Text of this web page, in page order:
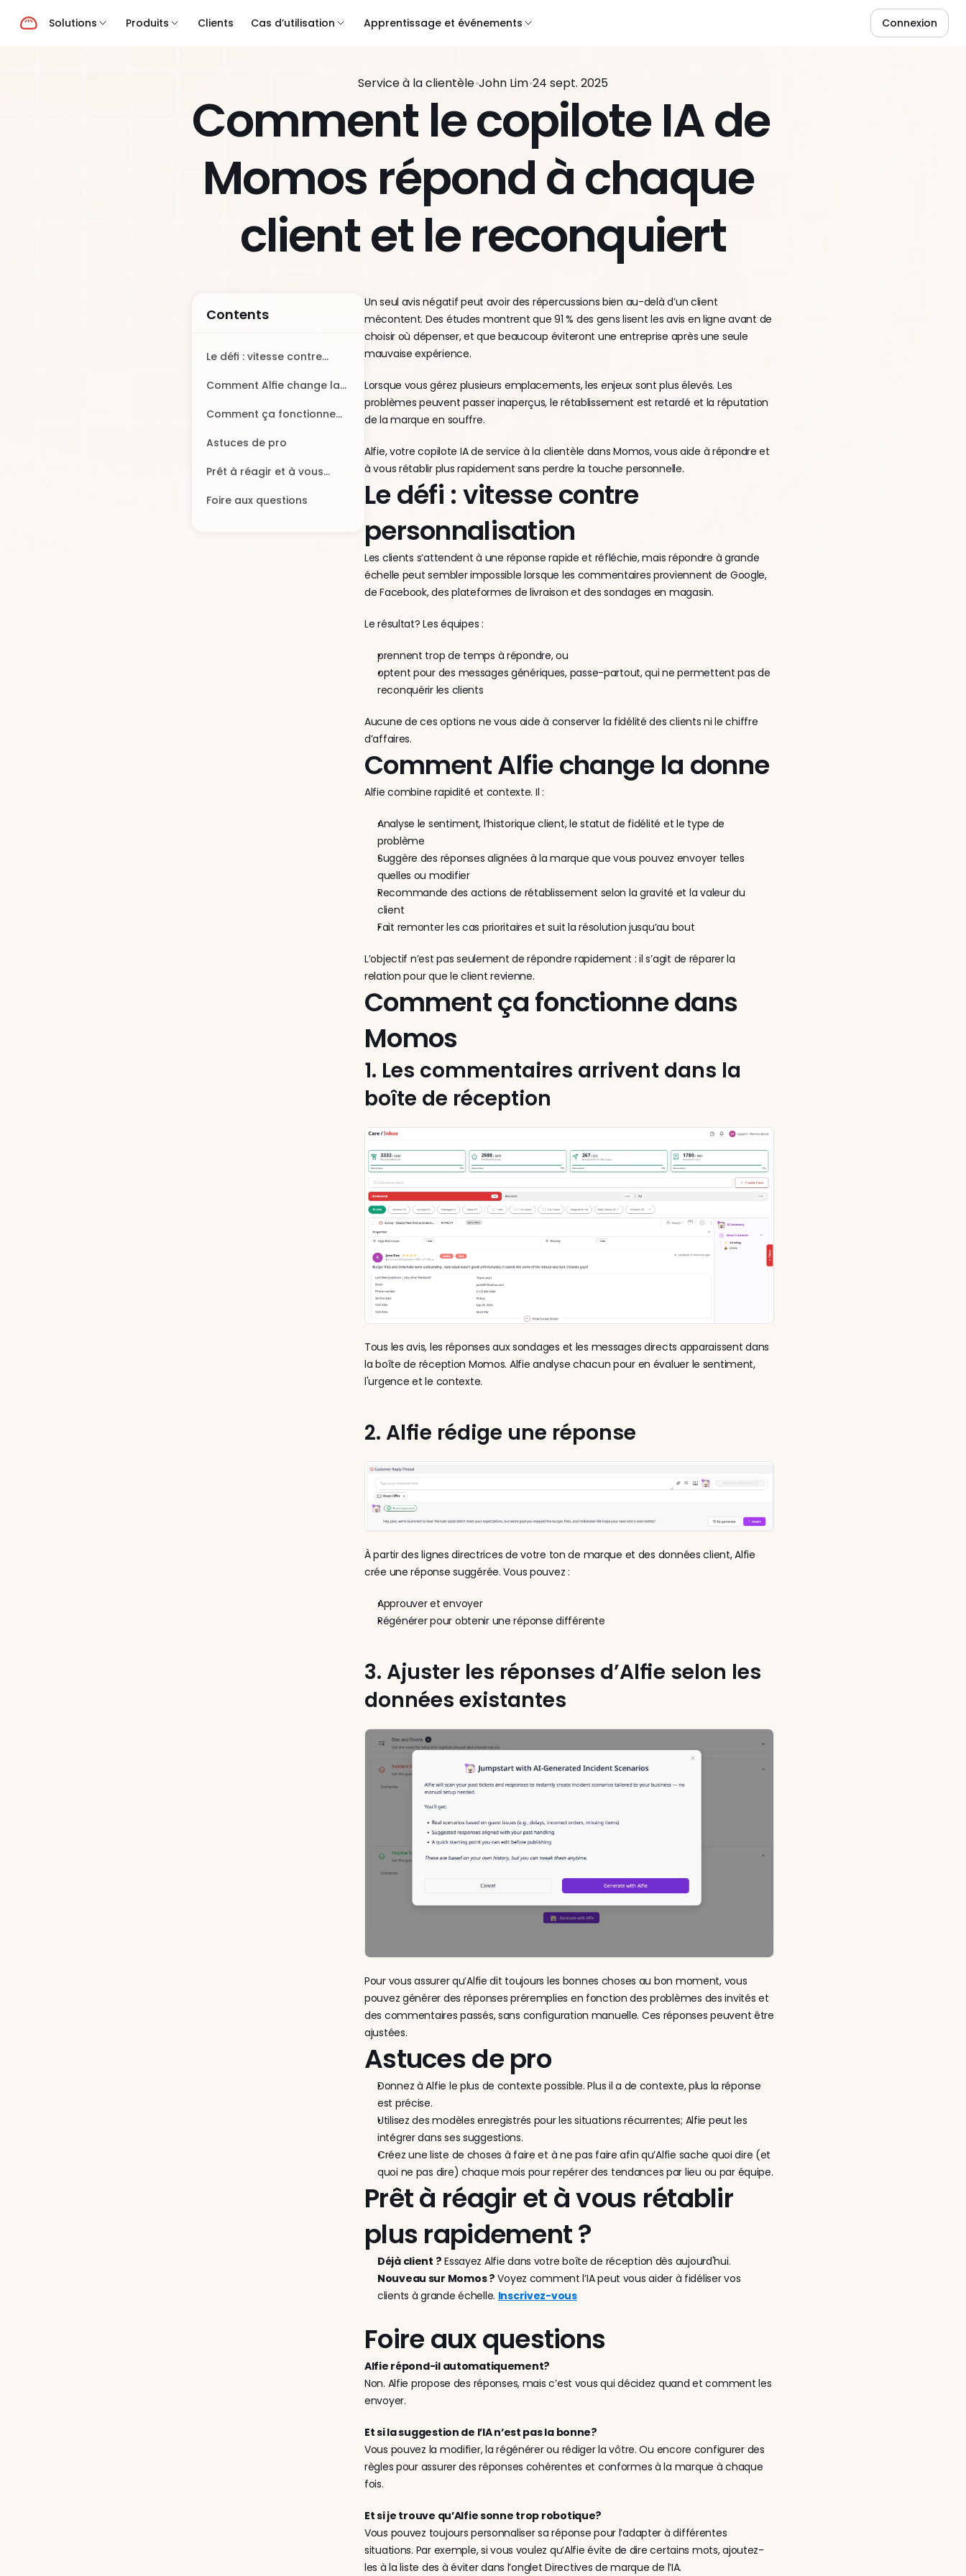
Service à la clientèle John Lim 24 sept. 2025
Comment le copilote IA de
Momos répond à chaque
client et le reconquiert
Contents
Le défi : vitesse contre
Comment Alfie change la
Comment ça fonctionne
Astuces de pro
Prêt à réagir et à vous
Foire aux questions
Un seul avis négatif peut avoir des répercussions bien au-delà d’un client
mécontent. Des études montrent que 91 % des gens lisent les avis en ligne avant de
choisir où dépenser, et que beaucoup éviteront une entreprise après une seule
mauvaise expérience.
Lorsque vous gérez plusieurs emplacements, les enjeux sont plus élevés. Les
problèmes peuvent passer inaperçus, le rétablissement est retardé et la réputation
de la marque en souffre.
Alfie, votre copilote IA de service à la clientèle dans Momos, vous aide à répondre et
à vous rétablir plus rapidement sans perdre la touche personnelle.
Le défi : vitesse contre
personnalisation
Les clients s’attendent à une réponse rapide et réfléchie, mais répondre à grande
échelle peut sembler impossible lorsque les commentaires proviennent de Google,
de Facebook, des plateformes de livraison et des sondages en magasin.
Le résultat? Les équipes :
prennent trop de temps à répondre, ou
optent pour des messages génériques, passe-partout, qui ne permettent pas de
reconquérir les clients
Aucune de ces options ne vous aide à conserver la fidélité des clients ni le chiffre
d’affaires.
Comment Alfie change la donne
Alfie combine rapidité et contexte. Il :
Analyse le sentiment, l’historique client, le statut de fidélité et le type de
problème
Suggère des réponses alignées à la marque que vous pouvez envoyer telles
quelles ou modifier
Recommande des actions de rétablissement selon la gravité et la valeur du
client
Fait remonter les cas prioritaires et suit la résolution jusqu’au bout
L’objectif n’est pas seulement de répondre rapidement : il s’agit de réparer la
relation pour que le client revienne.
Comment ça fonctionne dans
Momos
1. Les commentaires arrivent dans la
boîte de réception
Tous les avis, les réponses aux sondages et les messages directs apparaissent dans
la boîte de réception Momos. Alfie analyse chacun pour en évaluer le sentiment,
l'urgence et le contexte.
2. Alfie rédige une réponse
À partir des lignes directrices de votre ton de marque et des données client, Alfie
crée une réponse suggérée. Vous pouvez :
Approuver et envoyer
Régénérer pour obtenir une réponse différente
3. Ajuster les réponses d’Alfie selon les
données existantes
Pour vous assurer qu’Alfie dit toujours les bonnes choses au bon moment, vous
pouvez générer des réponses préremplies en fonction des problèmes des invités et
des commentaires passés, sans configuration manuelle. Ces réponses peuvent être
ajustées.
Astuces de pro
Donnez à Alfie le plus de contexte possible. Plus il a de contexte, plus la réponse
est précise.
Utilisez des modèles enregistrés pour les situations récurrentes; Alfie peut les
intégrer dans ses suggestions.
Créez une liste de choses à faire et à ne pas faire afin qu’Alfie sache quoi dire (et
quoi ne pas dire) chaque mois pour repérer des tendances par lieu ou par équipe.
Prêt à réagir et à vous rétablir
plus rapidement ?
Déjà client ? Essayez Alfie dans votre boîte de réception dès aujourd'hui.
Nouveau sur Momos ? Voyez comment l’IA peut vous aider à fidéliser vos
clients à grande échelle. Inscrivez-vous
Foire aux questions
Alfie répond-il automatiquement?
Non. Alfie propose des réponses, mais c’est vous qui décidez quand et comment les
envoyer.
Et si la suggestion de l’IA n’est pas la bonne?
Vous pouvez la modifier, la régénérer ou rédiger la vôtre. Ou encore configurer des
règles pour assurer des réponses cohérentes et conformes à la marque à chaque
fois.
Et si je trouve qu’Alfie sonne trop robotique?
Vous pouvez toujours personnaliser sa réponse pour l’adapter à différentes
situations. Par exemple, si vous voulez qu’Alfie évite de dire certains mots, ajoutez-
les à la liste des à éviter dans l’onglet Directives de marque de l’IA.
Solutions Produits Clients Cas d’utilisation Apprentissage et événements Connexion